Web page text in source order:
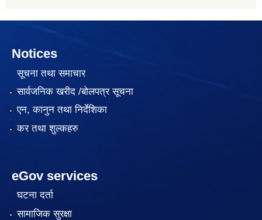
Notices
सूचना तथा समाचार
सार्वजनिक खरीद /बोलपत्र सूचना
एन, कानुन तथा निर्देशिका
कर तथा शुल्कहरु
eGov services
घटना दर्ता
सामाजिक सुरक्षा